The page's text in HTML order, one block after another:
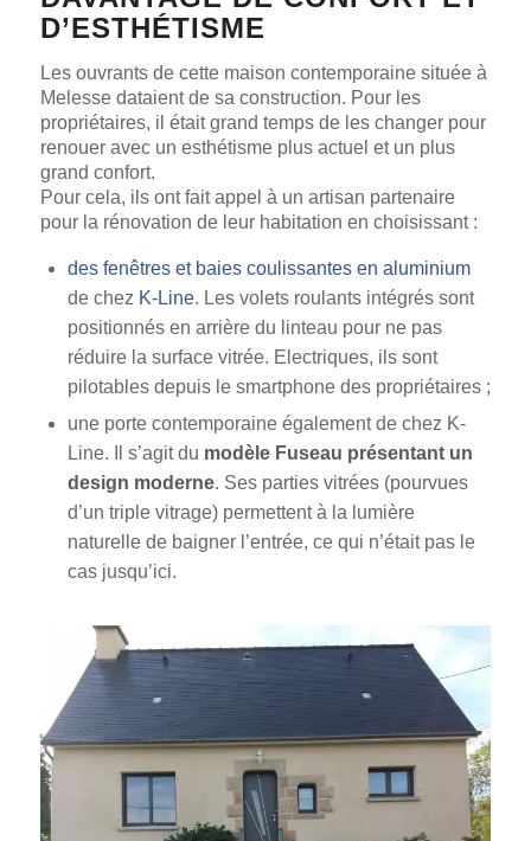
D’ESTHÉTISME
Les ouvrants de cette maison contemporaine située à
Melesse dataient de sa construction. Pour les
propriétaires, il était grand temps de les changer pour
renouer avec un esthétisme plus actuel et un plus
grand confort.
Pour cela, ils ont fait appel à un artisan partenaire
pour la rénovation de leur habitation en choisissant :
des fenêtres et baies coulissantes en aluminium
de chez K-Line. Les volets roulants intégrés sont
positionnés en arrière du linteau pour ne pas
réduire la surface vitrée. Electriques, ils sont
pilotables depuis le smartphone des propriétaires ;
une porte contemporaine également de chez K-
Line. Il s’agit du modèle Fuseau présentant un
design moderne. Ses parties vitrées (pourvues
d’un triple vitrage) permettent à la lumière
naturelle de baigner l’entrée, ce qui n’était pas le
cas jusqu’ici.